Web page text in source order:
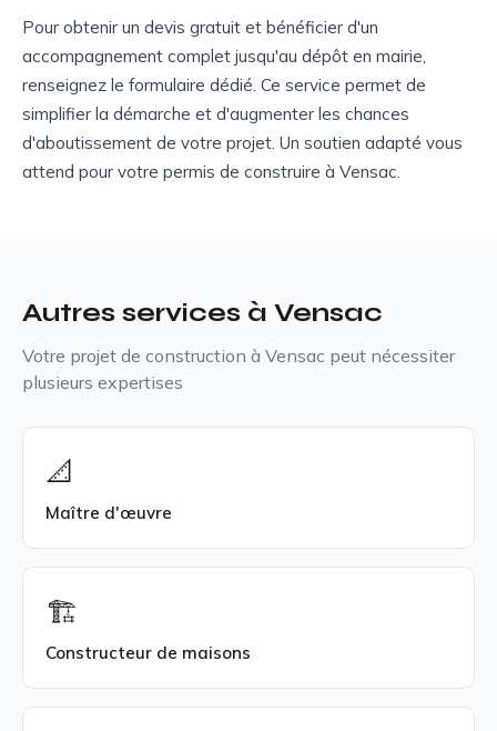
Pour obtenir un devis gratuit et bénéficier d'un
accompagnement complet jusqu'au dépôt en mairie,
renseignez le formulaire dédié. Ce service permet de
simplifier la démarche et d'augmenter les chances
d'aboutissement de votre projet. Un soutien adapté vous
attend pour votre permis de construire à Vensac.
Autres services à Vensac
Votre projet de construction à Vensac peut nécessiter
plusieurs expertises
📐
Maître d'œuvre
🏗️
Constructeur de maisons